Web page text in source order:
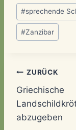
Aktion möchte
Aufmerksamkeit
Arten richten, die
besondere
schreibe über das
einen…
Schlagworte:
#sprechende
#Zanzibar
ZURÜCK
Griechische
abzugeben